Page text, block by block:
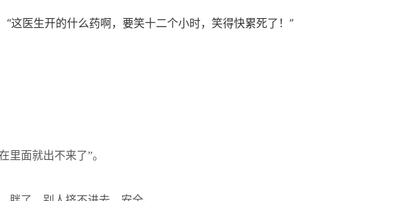
“这医生开的什么药啊，要笑十二个小时，笑得快累死了！”
里面就出不来了”。